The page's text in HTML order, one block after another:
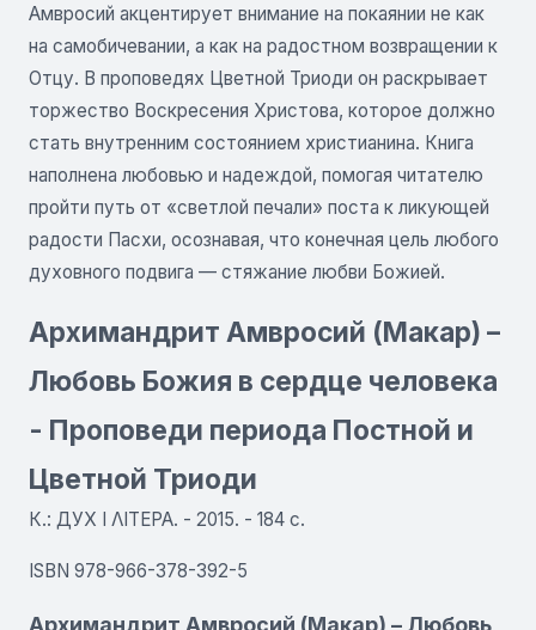
Амвросий акцентирует внимание на покаянии не как
на самобичевании, а как на радостном возвращении к
Отцу. В проповедях Цветной Триоди он раскрывает
торжество Воскресения Христова, которое должно
стать внутренним состоянием христианина. Книга
наполнена любовью и надеждой, помогая читателю
пройти путь от «светлой печали» поста к ликующей
радости Пасхи, осознавая, что конечная цель любого
духовного подвига — стяжание любви Божией.
Архимандрит Амвросий (Макар) –
Любовь Божия в сердце человека
- Проповеди периода Постной и
Цветной Триоди
К.: ДУХ I ΛΙΤΕΡΑ. - 2015. - 184 с.
ISBN 978-966-378-392-5
Архимандрит Амвросий (Макар) – Любовь